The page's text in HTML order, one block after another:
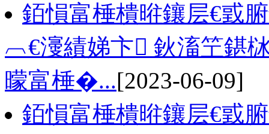
銆愪富棰樻暀鑲层€戜
︹€濅績娣卞 鈥滀笁鍖
曚富棰�...[2023-06-09]
銆愪富棰樻暀鑲层€戜